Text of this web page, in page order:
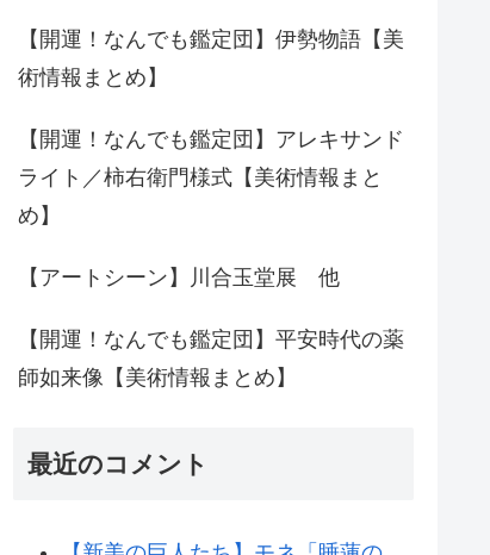
【開運！なんでも鑑定団】伊勢物語【美
術情報まとめ】
【開運！なんでも鑑定団】アレキサンド
ライト／柿右衛門様式【美術情報まと
め】
【アートシーン】川合玉堂展 他
【開運！なんでも鑑定団】平安時代の薬
師如来像【美術情報まとめ】
最近のコメント